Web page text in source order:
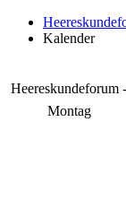
Kalender
Heereskundeforum
Montag